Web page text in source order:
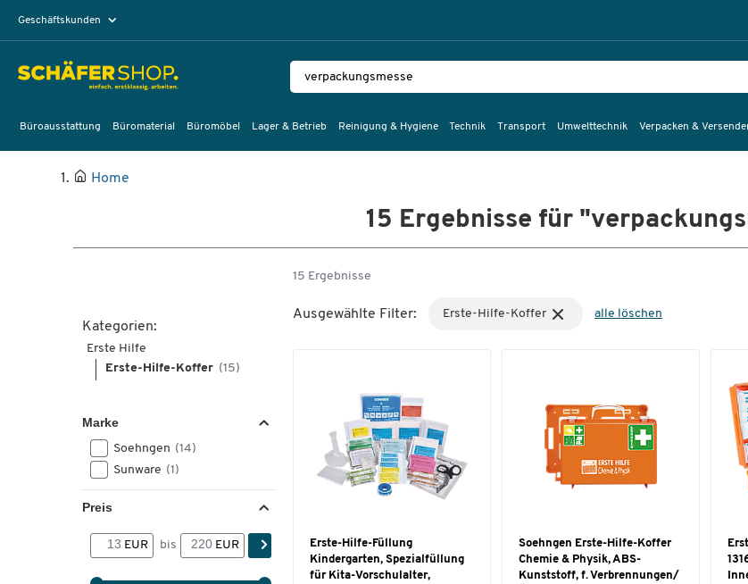
Geschäftskunden
Büroausstattung Büromaterial Büromöbel Lager & Betrieb Reinigung & Hygiene Technik Transport Umwelttechnik Verpacken &
Home
15 Ergebnisse für
Kategorien:
Erste Hilfe
Erste-Hilfe-Koffer (15)
Marke
Soehngen (14)
Sunware (1)
Preis
EUR bis EUR
15 Ergebnisse
Ausgewählte Filter: Erste-Hilfe-Koffer alle löschen
Erste-Hilfe-Füllung
Kindergarten, Spezialfüllung
für Kita-Vorschulalter,
Soehngen Erste-Hilfe-Koffer
Chemie & Physik, ABS-
Kunststoff, f. Verbrennungen/